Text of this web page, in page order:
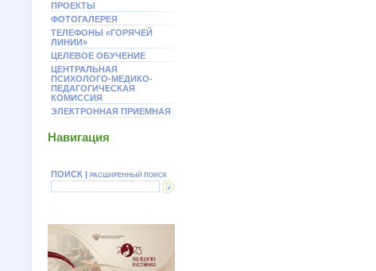
ПРОЕКТЫ
ФОТОГАЛЕРЕЯ
ТЕЛЕФОНЫ «ГОРЯЧЕЙ
ЛИНИИ»
ЦЕЛЕВОЕ ОБУЧЕНИЕ
ЦЕНТРАЛЬНАЯ
ПСИХОЛОГО-МЕДИКО-
ПЕДАГОГИЧЕСКАЯ
КОМИССИЯ
ЭЛЕКТРОННАЯ ПРИЕМНАЯ
Навигация
ПОИСК | РАСШИРЕННЫЙ ПОИСК